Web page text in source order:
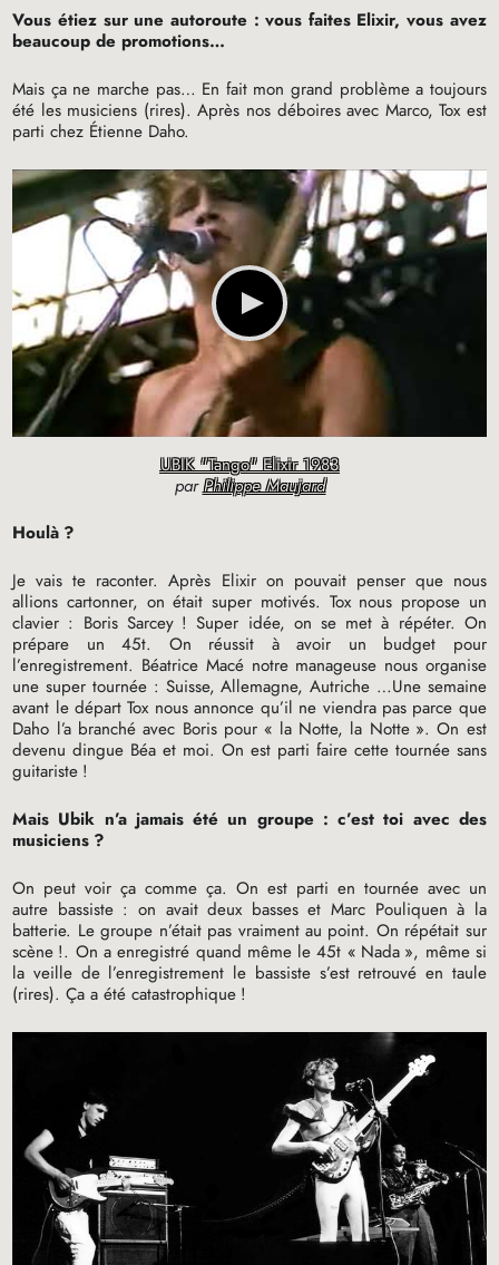
Vous étiez sur une autoroute : vous faites Elixir, vous avez
beaucoup de promotions…
Mais ça ne marche pas… En fait mon grand problème a toujours
été les musiciens (rires). Après nos déboires avec Marco, Tox est
parti chez Étienne Daho.
UBIK "Tango" Elixir 1983
parPhilippe Maujard
Houlà ?
Je vais te raconter. Après Elixir on pouvait penser que nous
allions cartonner, on était super motivés. Tox nous propose un
clavier : Boris Sarcey ! Super idée, on se met à répéter. On
prépare un 45t. On réussit à avoir un budget pour
l’enregistrement. Béatrice Macé notre manageuse nous organise
une super tournée : Suisse, Allemagne, Autriche …Une semaine
avant le départ Tox nous annonce qu’il ne viendra pas parce que
Daho l’a branché avec Boris pour « la Notte, la Notte ». On est
devenu dingue Béa et moi. On est parti faire cette tournée sans
guitariste !
Mais Ubik n’a jamais été un groupe : c’est toi avec des
musiciens ?
On peut voir ça comme ça. On est parti en tournée avec un
autre bassiste : on avait deux basses et Marc Pouliquen à la
batterie. Le groupe n’était pas vraiment au point. On répétait sur
scène !. On a enregistré quand même le 45t « Nada », même si
la veille de l’enregistrement le bassiste s’est retrouvé en taule
(rires). Ça a été catastrophique !